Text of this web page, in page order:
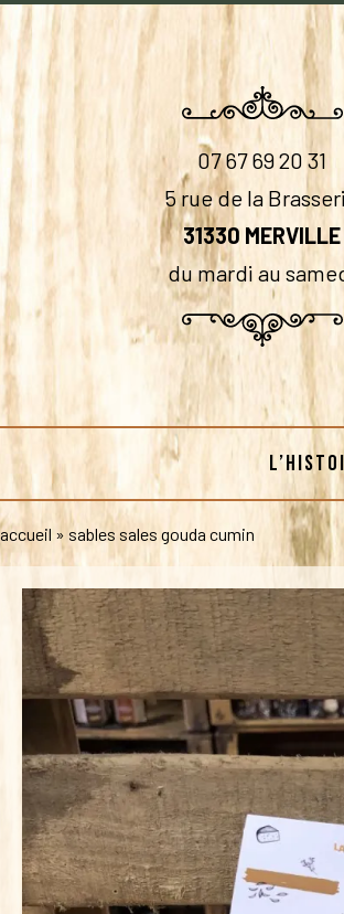
07 67 69 20 31
5 rue de la
31330 MERVILLE
du mardi au
accueil » sables sales gouda cumin